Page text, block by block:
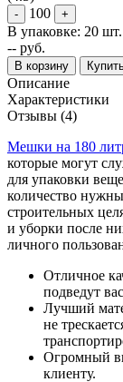
- 100 +
В упаковке: 20 шт.
-- руб.
В корзину
Описание
Характеристики
Отзывы (4)
Мешки на 180
которые могут
для упаковки
количество
строительных
и уборки после
личного
Отличное
подведут
Лучший
не
Огромный
клиенту.